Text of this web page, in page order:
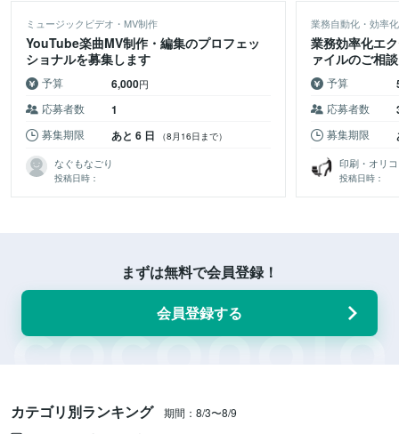
ミュージックビデオ・MV制作
YouTube楽曲MV制作・編集のプロフェッ
ショナルを募集します
予算 6,000円
応募者数 1
募集期限 あと 6 日 （8月16日まで）
なぐもなごり
投稿日時：
業務自動化・効率
業務効率化エ
ァイルのご相
予算
応募者数
募集期限
印刷・オリ
投稿日時：
まずは無料で会員登録！
会員登録する
カテゴリ別ランキング 期間：8/3〜8/9